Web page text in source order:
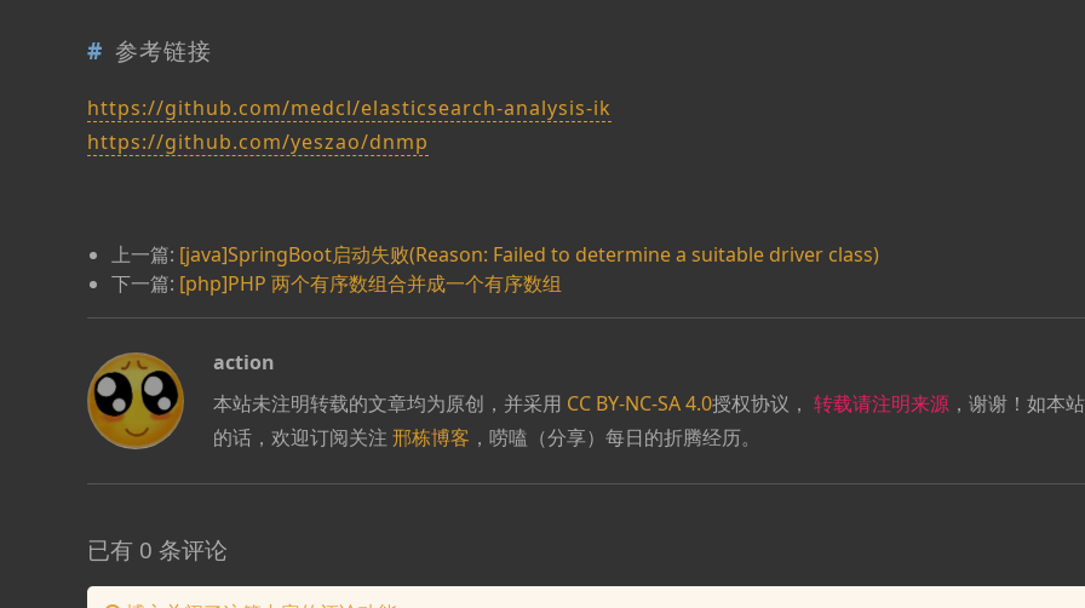
参考链接
https://github.com/medcl/elasticsearch-analysis-ik
https://github.com/yeszao/dnmp
上一篇: [java]SpringBoot启动失败(Reason: Failed to determine a suitable driver class)
下一篇: [php]PHP 两个有序数组合并成一个有序数组
action
本站未注明转载的文章均为原创，并采用 CC BY-NC-SA 4.0授权协议， 转载请注明来源 ，谢谢！如本
的话，欢迎订阅关注 邢栋博客 ，唠嗑（分享）每日的折腾经历。
已有 0 条评论